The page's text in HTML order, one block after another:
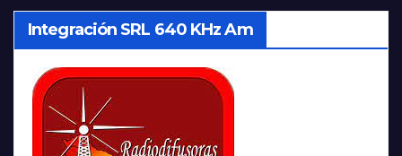
Integración SRL 640 KHz Am